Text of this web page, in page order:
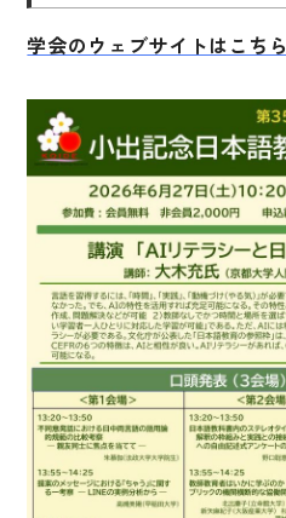
辞典
漢字字典（辞典）
英語辞典
韓国語辞典
スペイン語辞典
中国語辞典
ドイツ語辞典
ポルトガル語辞典
ロシア語辞典
各国語辞典
学会のウェブサイトはこちら